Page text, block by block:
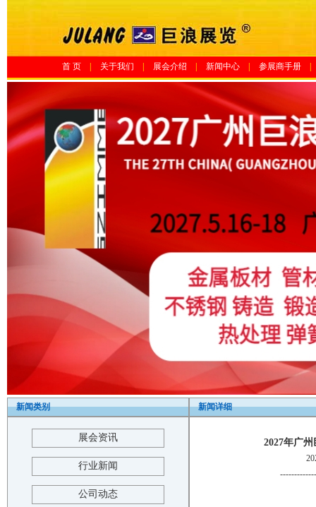
首 页 关于我们 展会介绍 新闻中心 参展商手册|
新闻类别
展会资讯
行业新闻
公司动态
新闻详细
2027年广